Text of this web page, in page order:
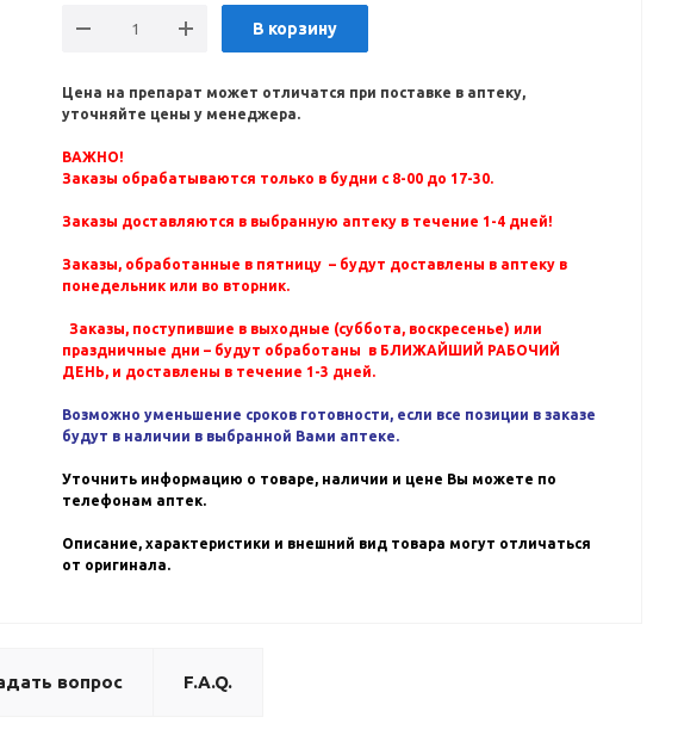
В корзину
Цена на препарат может отличатся при поставке в аптеку,
уточняйте цены у менеджера.
ВАЖНО!
Заказы обрабатываются только в будни с 8-00 до 17-30.
Заказы доставляются в выбранную аптеку в течение 1-4 дней!
Заказы, обработанные в пятницу – будут доставлены в аптеку в
понедельник или во вторник.
Заказы, поступившие в выходные (суббота, воскресенье) или
праздничные дни – будут обработаны в БЛИЖАЙШИЙ РАБОЧИЙ
ДЕНЬ, и доставлены в течение 1-3 дней.
Возможно уменьшение сроков готовности, если все позиции в заказе
будут в наличии в выбранной Вами аптеке.
Уточнить информацию о товаре, наличии и цене Вы можете по
телефонам аптек.
Описание, характеристики и внешний вид товара могут отличаться
от оригинала.
вопрос F.A.Q.